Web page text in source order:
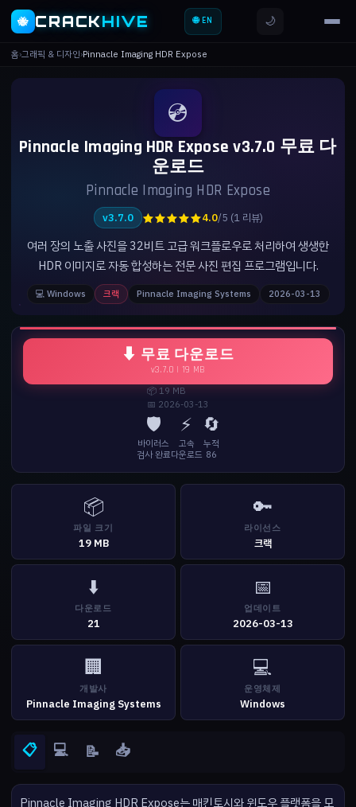
🐝 CRACKHIVE 🌐 EN 🌙
홈›그래픽 & 디자인›Pinnacle Imaging HDR Expose
💿
Pinnacle Imaging HDR Expose v3.7.0 무료 다
운로드
Pinnacle Imaging HDR Expose
v3.7.0 ★★★★★4.0/5 (1 리뷰)
여러 장의 노출 사진을 32비트 고급 워크플로우로 처리하여 생생한
HDR 이미지로 자동 합성하는 전문 사진 편집 프로그램입니다.
💻 Windows 크랙 Pinnacle Imaging Systems 2026-03-13
⬇ 무료 다운로드
v3.7.0 | 19 MB
📦 19 MB
📅 2026-03-13
🛡️
바이러스
검사 완료
⚡
고속
다운로드
🔄
누적
86
📦
파일 크기
19 MB
🔑
라이선스
크랙
⬇️
다운로드
21
📅
업데이트
2026-03-13
🏢
개발사
Pinnacle Imaging Systems
💻
운영체제
Windows
📋 💻 📝 📥
Pinnacle Imaging HDR Expose는 매킨토시와 윈도우 플랫폼을 모